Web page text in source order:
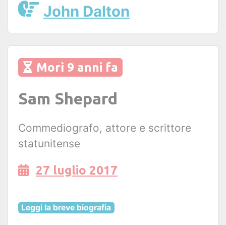
John Dalton
Morì 9 anni fa
Sam Shepard
Commediografo, attore e scrittore
statunitense
27 luglio 2017
Leggi la breve biografia